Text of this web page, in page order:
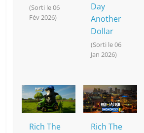
(Sorti le 06
Fév 2026)
Day
Another
Dollar
(Sorti le 06
Jan 2026)
Rich The
Rich The